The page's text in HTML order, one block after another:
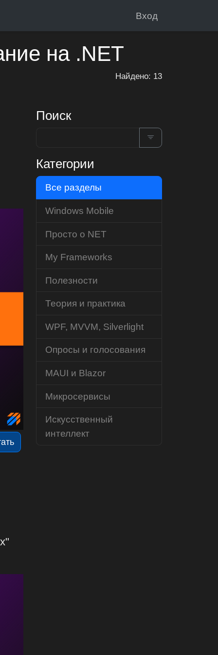
Вход
на .NET
Найдено: 13
Поиск
Категории
Все разделы
Windows Mobile
Просто о NET
My Frameworks
Полезности
Теория и практика
WPF, MVVM, Silverlight
Опросы и голосования
MAUI и Blazor
Микросервисы
Искусственный
интеллект